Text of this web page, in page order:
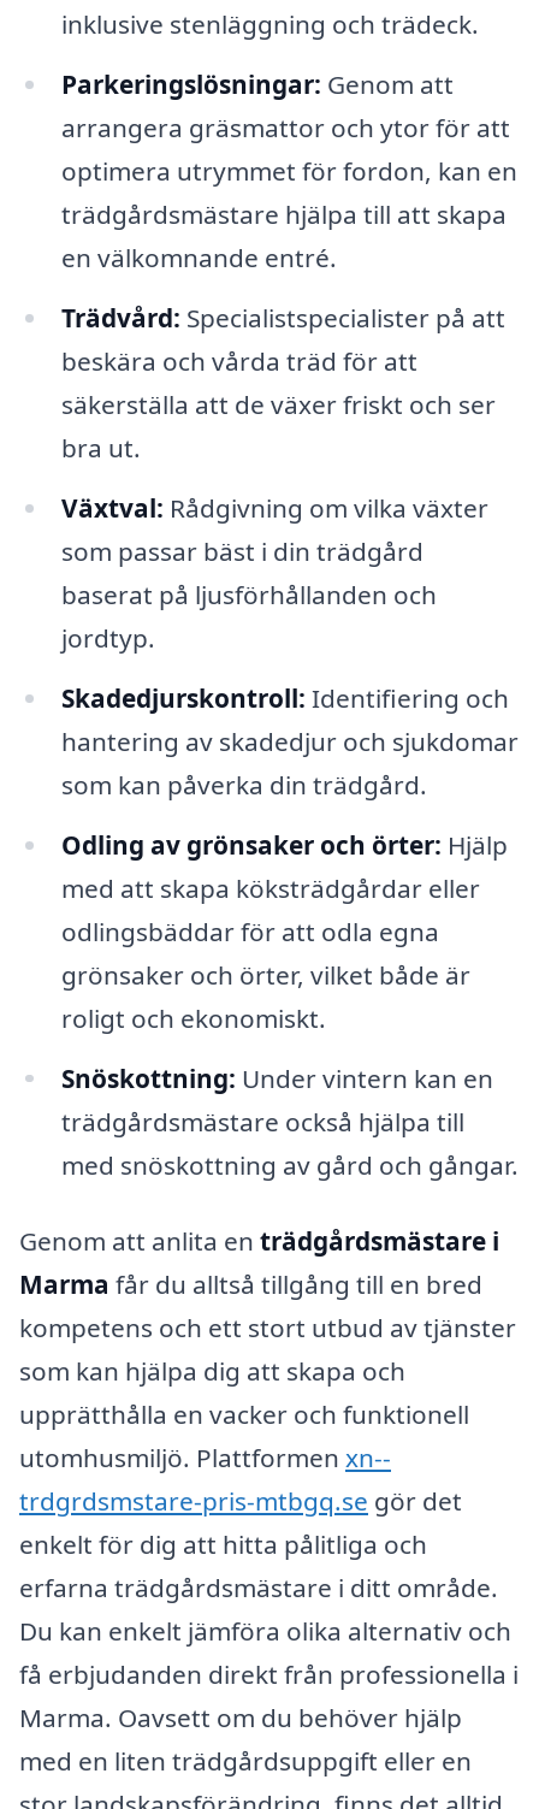
inklusive stenläggning och trädeck.
Parkeringslösningar: Genom att
arrangera gräsmattor och ytor för att
optimera utrymmet för fordon, kan en
trädgårdsmästare hjälpa till att skapa
en välkomnande entré.
Trädvård: Specialistspecialister på att
beskära och vårda träd för att
säkerställa att de växer friskt och ser
bra ut.
Växtval: Rådgivning om vilka växter
som passar bäst i din trädgård
baserat på ljusförhållanden och
jordtyp.
Skadedjurskontroll: Identifiering och
hantering av skadedjur och sjukdomar
som kan påverka din trädgård.
Odling av grönsaker och örter: Hjälp
med att skapa köksträdgårdar eller
odlingsbäddar för att odla egna
grönsaker och örter, vilket både är
roligt och ekonomiskt.
Snöskottning: Under vintern kan en
trädgårdsmästare också hjälpa till
med snöskottning av gård och gångar.
Genom att anlita en trädgårdsmästare i
Marma får du alltså tillgång till en bred
kompetens och ett stort utbud av tjänster
som kan hjälpa dig att skapa och
upprätthålla en vacker och funktionell
utomhusmiljö. Plattformen xn--
trdgrdsmstare-pris-mtbgq.se gör det
enkelt för dig att hitta pålitliga och
erfarna trädgårdsmästare i ditt område.
Du kan enkelt jämföra olika alternativ och
få erbjudanden direkt från professionella i
Marma. Oavsett om du behöver hjälp
med en liten trädgårdsuppgift eller en